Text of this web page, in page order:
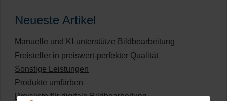
Neueste Artikel
Manuelle und KI-unterstütze Bildbearbeitung
Freisteller in preiswert-perfekter Qualität
Sonstige Leistungen
Produkte umfärben
Preisliste für digitale Bildbearbeitung